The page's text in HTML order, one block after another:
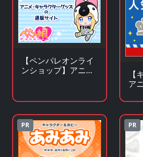
【ペンパレオンライ
ンショップ】アニ
【
ア
ズ
ス
PR PR